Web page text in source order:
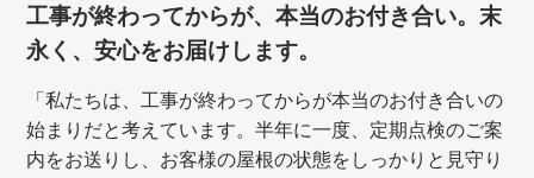
工事が終わってからが、本当のお付き合い。末
永く、安心をお届けします。
「私たちは、工事が終わってからが本当のお付き合いの
始まりだと考えています。半年に一度、定期点検のご案
内をお送りし、お客様の屋根の状態をしっかりと見守り